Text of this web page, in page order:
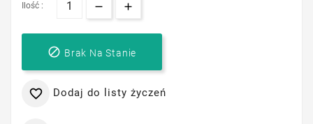
Ilość :
 Brak Na Stanie
 Dodaj do listy życzeń